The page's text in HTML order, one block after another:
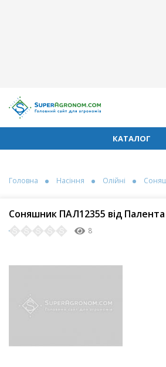
КАТАЛОГ
Головна Насіння Олійні
Соняшник ПАЛ12355 від
8